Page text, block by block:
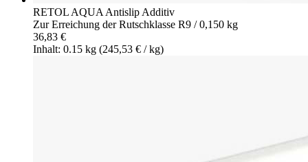
RETOL AQUA Antislip Additiv
Zur Erreichung der Rutschklasse R9 / 0,150 kg
36,83 €
Inhalt: 0.15 kg (245,53 € / kg)